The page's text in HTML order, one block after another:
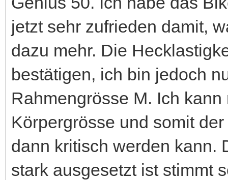
jetzt sehr zufrieden damit,
dazu mehr. Die
bestätigen, ich bin jedoch
Rahmengrösse M. Ich
Körpergrösse und somit
dann kritisch werden kann.
stark ausgesetzt ist stimmt